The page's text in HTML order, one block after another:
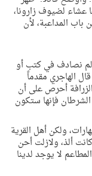
عشاء لضيوف زارونا،
المداعبة، لأن
نصادف في كتب أو
الهاجري مقدماً
أحرص على أن
فإنها ستكون
ولكن أهل القرية
ألذ، ولازلت أحن
لا يوجد لدينا